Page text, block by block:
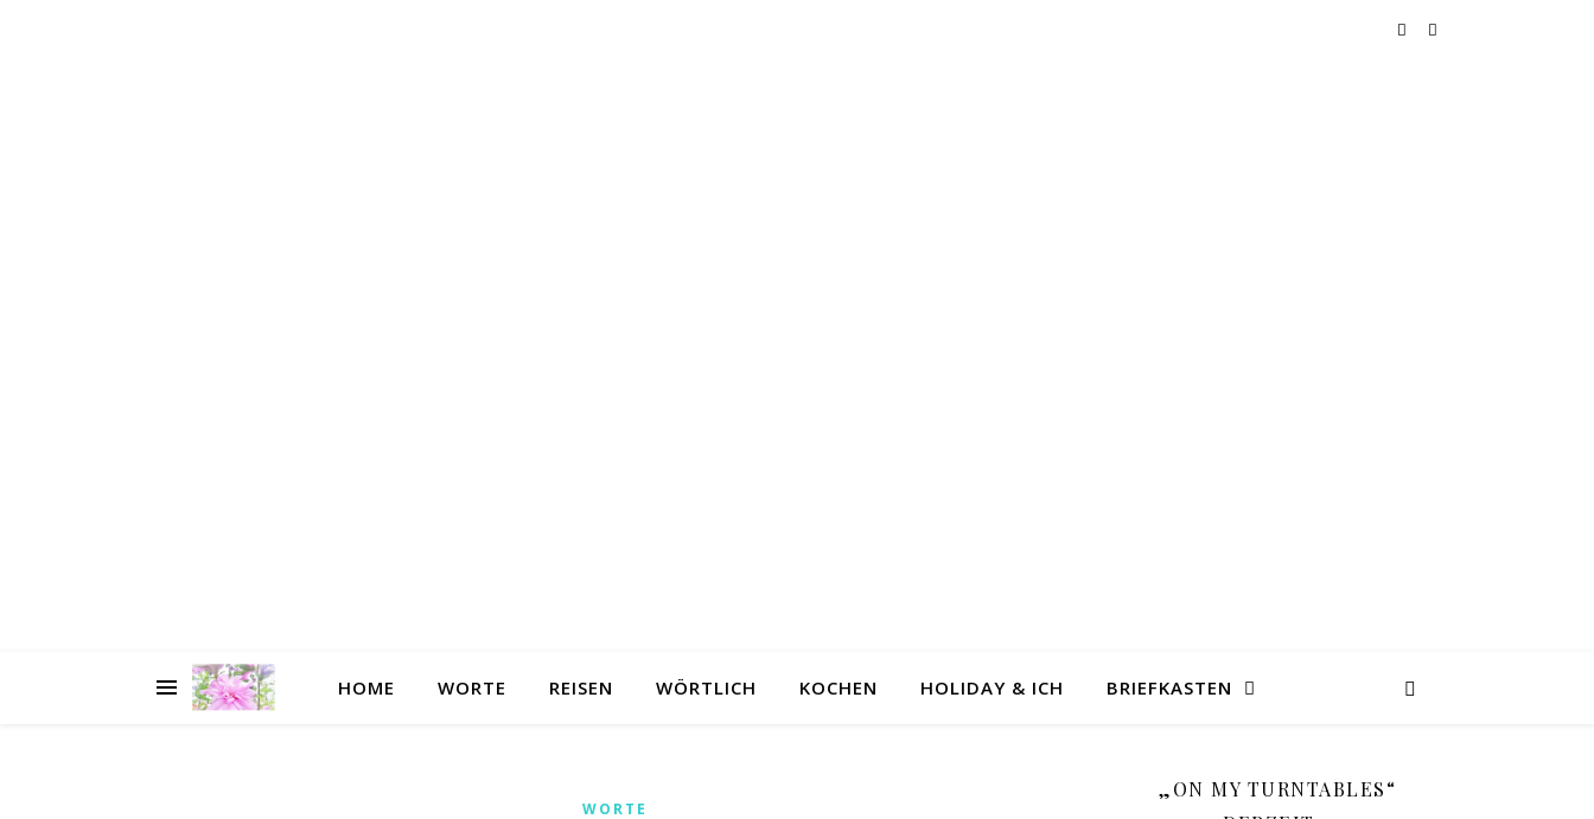
HOME WORTE REISEN WÖRTLICH KOCHEN HOLIDAY & ICH BRIEFKASTEN
WORTE
„ON MY TURNTABLES“